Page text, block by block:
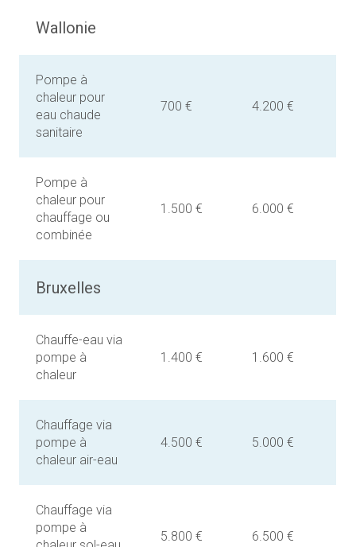
Wallonie
Pompe à
chaleur pour
eau chaude
sanitaire
700 € 4.200 €
Pompe à
chaleur pour
chauffage ou
combinée
1.500 € 6.000 €
Bruxelles
Chauffe-eau via
pompe à
chaleur
1.400 € 1.600 €
Chauffage via
pompe à
chaleur air-eau
4.500 € 5.000 €
Chauffage via
pompe à
5.800 € 6.500 €